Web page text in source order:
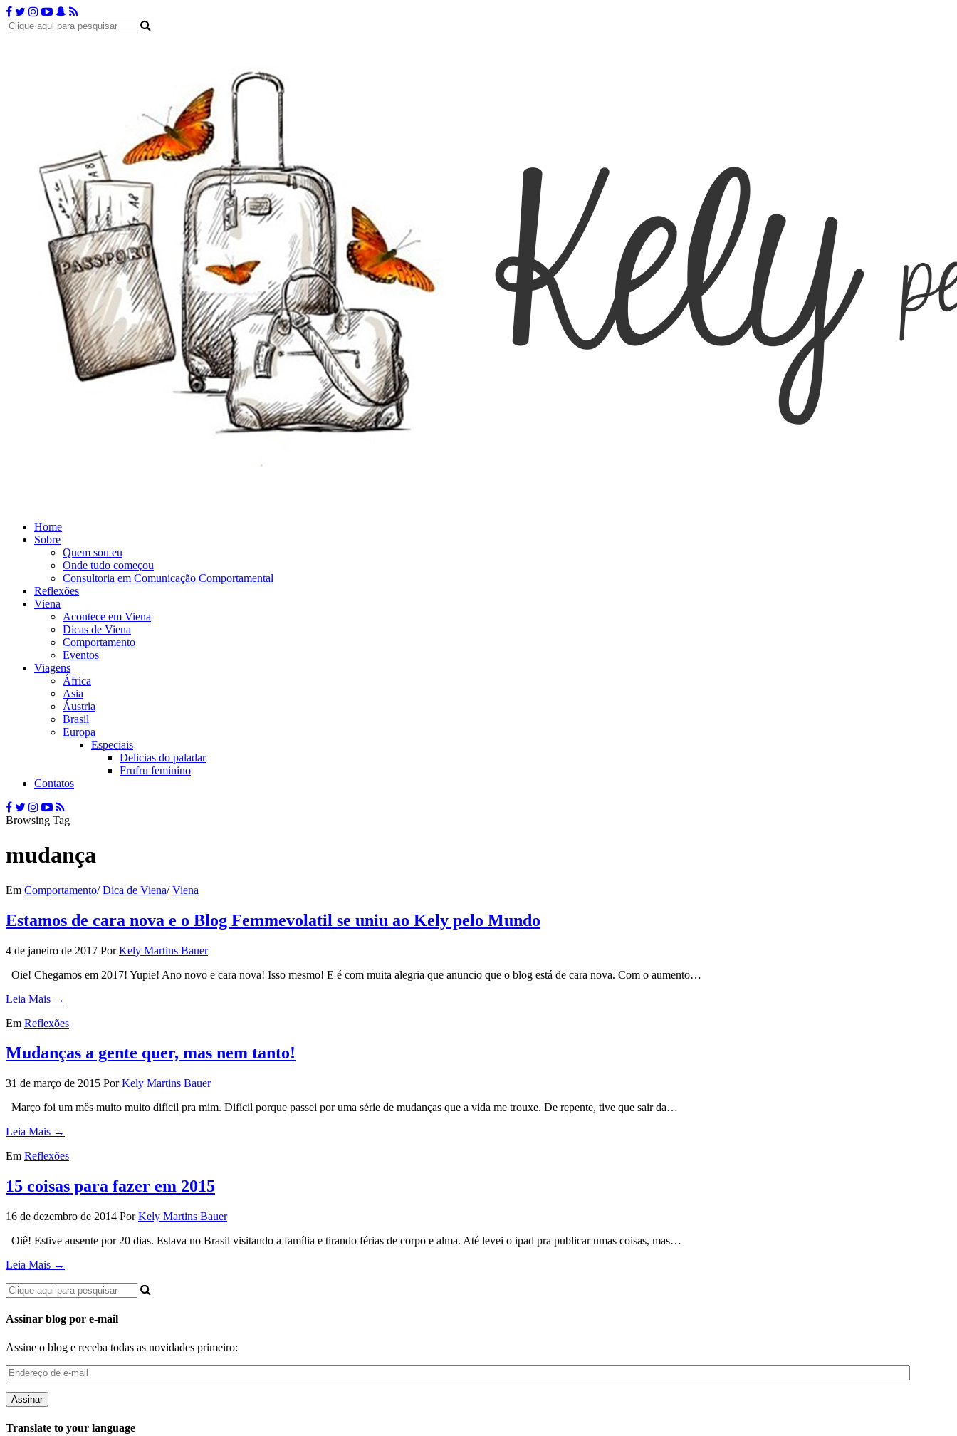
Home
Sobre
Quem sou eu
Onde tudo começou
Consultoria em Comunicação Comportamental
Reflexões
Viena
Acontece em Viena
Dicas de Viena
Comportamento
Eventos
Viagens
África
Asia
Áustria
Brasil
Europa
Especiais
Delicias do paladar
Frufru feminino
Contatos
Browsing Tag
mudança
Em Comportamento/ Dica de Viena/ Viena
Estamos de cara nova e o Blog Femmevolatil se uniu ao Kely pelo Mundo
4 de janeiro de 2017 Por Kely Martins Bauer
Oie! Chegamos em 2017! Yupie! Ano novo e cara nova! Isso mesmo! E é com muita alegria que anuncio que o blog está de cara nova. Com o aumento…
Leia Mais →
Em Reflexões
Mudanças a gente quer, mas nem tanto!
31 de março de 2015 Por Kely Martins Bauer
Março foi um mês muito muito difícil pra mim. Difícil porque passei por uma série de mudanças que a vida me trouxe. De repente, tive que sair da…
Leia Mais →
Em Reflexões
15 coisas para fazer em 2015
16 de dezembro de 2014 Por Kely Martins Bauer
Oiê! Estive ausente por 20 dias. Estava no Brasil visitando a família e tirando férias de corpo e alma. Até levei o ipad pra publicar umas coisas, mas…
Leia Mais →
Assinar blog por e-mail
Assine o blog e receba todas as novidades primeiro:
Endereço
de
e-
mail
Translate to your language